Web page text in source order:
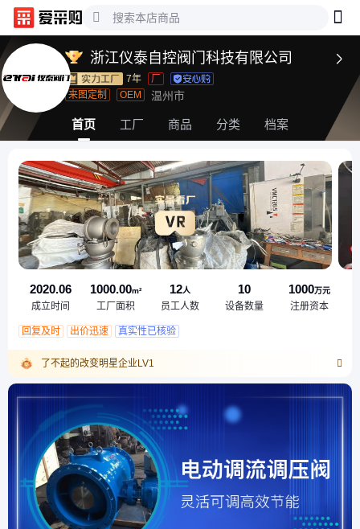
浙江仪泰自控阀门科技有限公司 
7年
厂
来图定制
OEM 温州市
首页 工厂 商品 分类 档案
2020.06
成立时间
1000.00m²
工厂面积
12人
员工人数
10
设备数量
1000万元
注册资本
回复及时 出价迅速 真实性已核验
了不起的改变明星企业LV1